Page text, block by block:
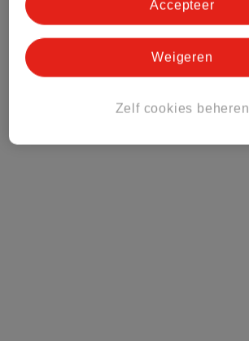
Algemene Verkoopvoorwaarden
Zelf cookies beheren
Zelf cookies beheren
Weigeren
Accepteer